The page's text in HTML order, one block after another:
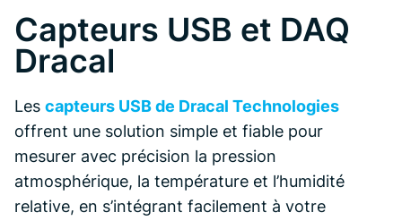
Capteurs USB et DAQ
Dracal
Les capteurs USB de Dracal Technologies
offrent une solution simple et fiable pour
mesurer avec précision la pression
atmosphérique, la température et l’humidité
relative, en s’intégrant facilement à votre